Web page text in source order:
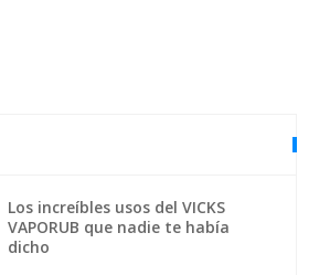
Los increíbles usos del VICKS
VAPORUB que nadie te había
dicho